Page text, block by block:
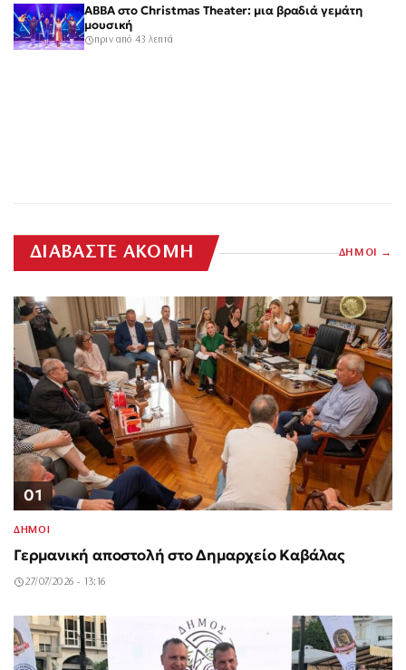
ABBA στο Christmas Theater: μια βραδιά γεμάτη
μουσική
πριν από 43 λεπτά
ΔΙΑΒΑΣΤΕ ΑΚΟΜΗ ΔΗΜΟΙ
01
ΔΗΜΟΙ
Γερμανική αποστολή στο Δημαρχείο Καβάλας
27/07/2026 - 13:16